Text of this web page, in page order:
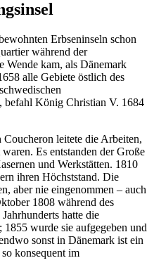
Erbseninseln schon
während der
Wende kam, als Dänemark
alle Gebiete östlich des
befahl König Christian V. 1684
leitete die Arbeiten,
Es entstanden der Große
und Werkstätten. 1810
ihren Höchststand. Die
aber nie eingenommen – auch
1808 während des
hatte die
wurde sie aufgegeben und
sonst in Dänemark ist ein
konsequent im